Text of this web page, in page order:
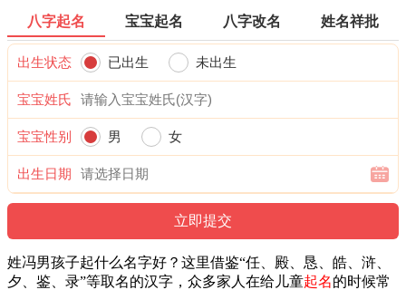
八字起名 宝宝起名 八字改名 姓名祥批
出生状态 已出生 未出生
宝宝姓氏
宝宝性别 男 女
出生日期
姓冯男孩子起什么名字好？这里借鉴“任、殿、恳、皓、浒、
夕、鉴、录”等取名的汉字，众多家人在给儿童起名的时候常